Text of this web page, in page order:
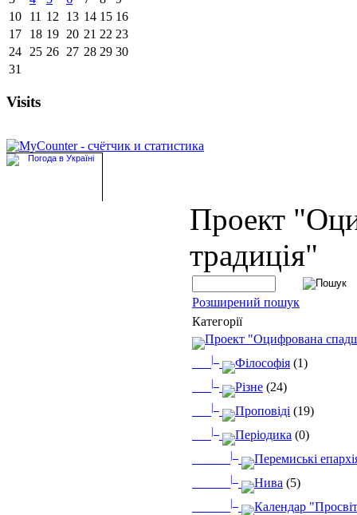
10
11 12 13 14 15 16
17
18 19 20 21 22 23
24
25 26 27 28 29 30
31
Visits
Проект
традиція"
Розширений пошук
Категорії
Проект "Оцифрована
|_ Філософія (1)
|_ Різне (24)
|_ Проповіді (19)
|_ Періодика (0)
|_ Перемиські
|_ Нива (5)
|_ Календар